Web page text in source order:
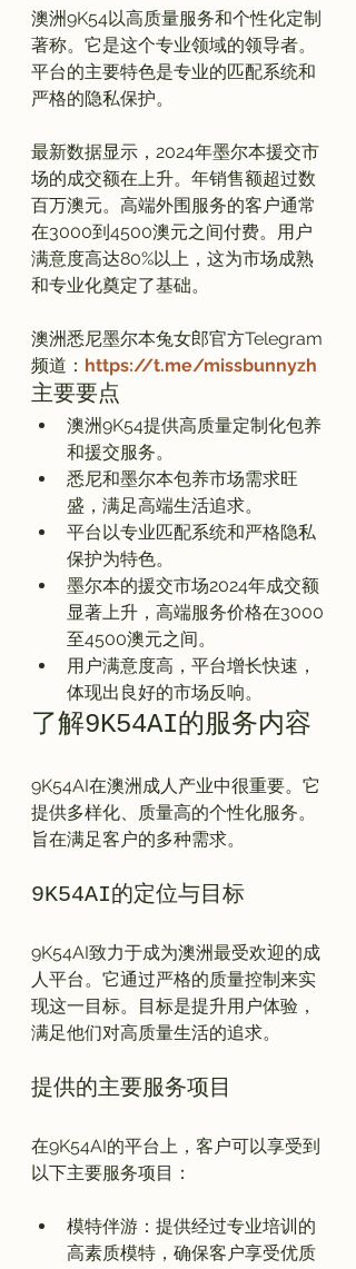
澳洲9K54以高质量服务和个性化定制
著称。它是这个专业领域的领导者。
平台的主要特色是专业的匹配系统和
严格的隐私保护。
最新数据显示，2024年墨尔本援交市
场的成交额在上升。年销售额超过数
百万澳元。高端外围服务的客户通常
在3000到4500澳元之间付费。用户
满意度高达80%以上，这为市场成熟
和专业化奠定了基础。
澳洲悉尼墨尔本兔女郎官方Telegram
频道： https://t.me/missbunnyzh
主要要点
澳洲9K54提供高质量定制化包养
和援交服务。
悉尼和墨尔本包养市场需求旺
盛，满足高端生活追求。
平台以专业匹配系统和严格隐私
保护为特色。
墨尔本的援交市场2024年成交额
显著上升，高端服务价格在3000
至4500澳元之间。
用户满意度高，平台增长快速，
体现出良好的市场反响。
了解9K54AI的服务内容
9K54AI在澳洲成人产业中很重要。它
提供多样化、质量高的个性化服务。
9K54AI的定位与目标
9K54AI致力于成为澳洲最受欢迎的成
人平台。它通过严格的质量控制来实
现这一目标。目标是提升用户体验，
提供的主要服务项目
在9K54AI的平台上，客户可以享受到
模特伴游：提供经过专业培训的
高素质模特，确保客户享受优质